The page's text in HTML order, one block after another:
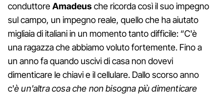
conduttoreAmadeusche ricorda così il suo impegno
sul campo, un impegno reale, quello che ha aiutato
migliaia di italiani in un momento tanto difficile: “C'è
una ragazza che abbiamo voluto fortemente. Fino a
un anno fa quando uscivi di casa non dovevi
dimenticare le chiavi e il cellulare. Dallo scorso anno
c'è un'altra cosa che non bisogna più dimenticare